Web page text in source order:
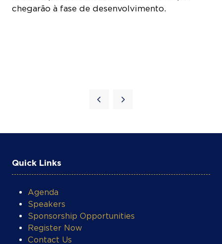
chegarão à fase de desenvolvimento.
Quick Links
Agenda
Speakers
Sponsorship Opportunities
Register Now
Contact Us